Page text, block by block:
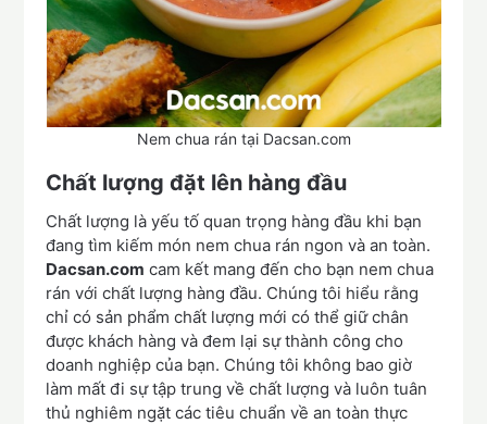
Nem chua rán tại Dacsan.com
Chất lượng đặt lên hàng đầu
Chất lượng là yếu tố quan trọng hàng đầu khi bạn
đang tìm kiếm món nem chua rán ngon và an toàn.
Dacsan.com cam kết mang đến cho bạn nem chua
rán với chất lượng hàng đầu. Chúng tôi hiểu rằng
chỉ có sản phẩm chất lượng mới có thể giữ chân
được khách hàng và đem lại sự thành công cho
doanh nghiệp của bạn. Chúng tôi không bao giờ
làm mất đi sự tập trung về chất lượng và luôn tuân
thủ nghiêm ngặt các tiêu chuẩn về an toàn thực